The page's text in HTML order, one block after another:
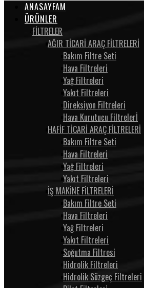
ANASAYFAM
ÜRÜNLER
FİLTRELER
AĞIR TİCARİ ARAÇ FİLTRELERİ
Bakım Filtre Seti
Hava Filtreleri
Yağ Filtreleri
Yakıt Filtreleri
Direksiyon Filtreleri
Hava Kurutucu Filtrelerİ
HAFİF TİCARİ ARAÇ FİLTRELERİ
Bakım Filtre Seti
Hava Filtreleri
Yağ Filtreleri
Yakıt Filtreleri
İŞ MAKİNE FİLTRELERİ
Bakım Filtre Seti
Hava Filtreleri
Yağ Filtreleri
Yakıt Filtreleri
Soğutma Filtresi
Hidrolik Filtreleri
Hidrolik Süzgeç Filtreleri